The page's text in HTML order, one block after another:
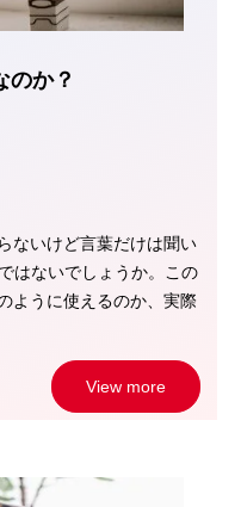
のか？
ないけど言葉だけは聞い
はないでしょうか。この
ように使えるのか、実際
View more